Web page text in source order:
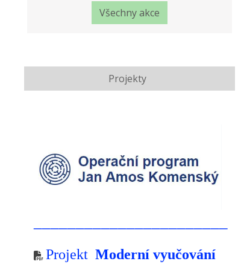
Všechny akce
Projekty
Projekt Moderní vyučování